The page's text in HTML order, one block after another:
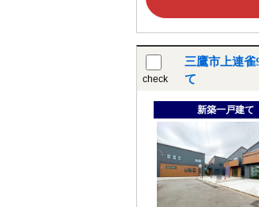
check
三鷹市上連
て
新築一戸建て